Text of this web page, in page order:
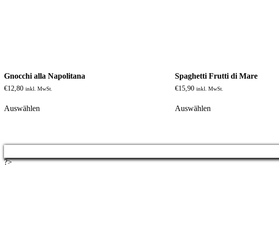
Gnocchi alla Napolitana
€12,80 inkl. MwSt.
Auswählen
Spaghetti Frutti di Mare
€15,90 inkl. MwSt.
Auswählen
?>